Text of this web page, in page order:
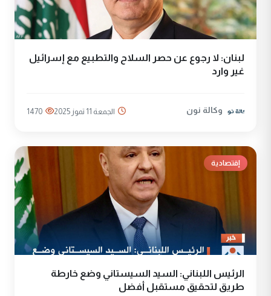
لبنان: لا رجوع عن حصر السلاح والتطبيع مع إسرائيل
غير وارد
وكالة نون الجمعة 11 تموز 2025 1470
إقتصادية
الرئيس اللبناني: السيد السيستاني وضع خارطة
طريق لتحقيق مستقبل أفضل